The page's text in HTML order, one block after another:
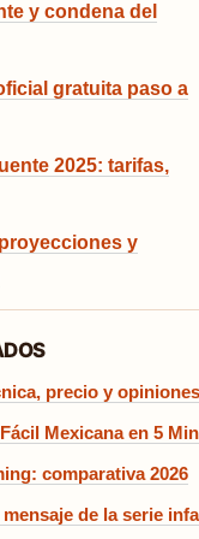
y condena del
gratuita paso a
2025: tarifas,
y
precio y
Mexicana en 5
comparativa 2026
de la serie